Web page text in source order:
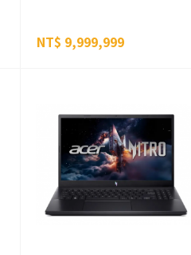
NT$ 9,999,999